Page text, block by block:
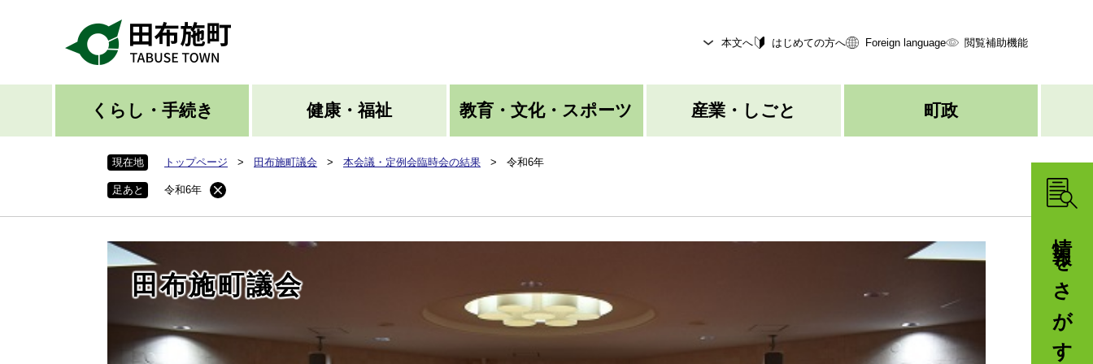
先
情報をさがす
本文へ はじめての方へ Foreign language 閲覧補助機能
くらし・手続き 健康・福祉 教育・文化・スポーツ 産業・しごと 町政
現在地 トップページ > 田布施町議会 > 本会議・定例会臨時会の結果 > 令和6年
足あと 令和6年
田布施町議会